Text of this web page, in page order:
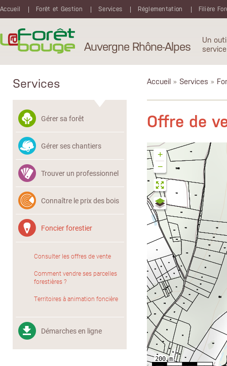
Accueil
Forêt et Gestion Services Réglementation Filière
Auvergne Rhône-Alpes
Un
Services
Gérer sa forêt
Gérer ses chantiers
Trouver un professionnel
Connaître le prix des bois
Foncier forestier
Consulter les offres de vente
Comment vendre ses parcelles
forestières ?
Territoires à animation foncière
Démarches en ligne
Accueil » Services »
Offre de
+
−